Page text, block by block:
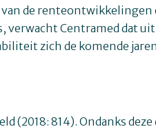
de
verwacht Centramed dat
zich de komende
(2018: 814). Ondanks